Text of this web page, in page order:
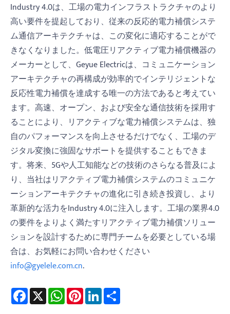
Industry 4.0は、工場の電力インフラストラクチャのより
高い要件を提起しており、従来の反応的電力補償システ
ム通信アーキテクチャは、この変化に適応することがで
きなくなりました。低電圧リアクティブ電力補償機器の
メーカーとして、Geyue Electricは、コミュニケーション
アーキテクチャの再構成が効率的でインテリジェントな
反応性電力補償を達成する唯一の方法であると考えてい
ます。高速、オープン、および安全な通信技術を採用す
ることにより、リアクティブな電力補償システムは、独
自のパフォーマンスを向上させるだけでなく、工場のデ
ジタル変換に強固なサポートを提供することもできま
す。将来、5Gや人工知能などの技術のさらなる普及によ
り、当社はリアクティブ電力補償システムのコミュニケ
ーションアーキテクチャの進化に引き続き投資し、より
革新的な活力をIndustry 4.0に注入します。工場の業界4.0
の要件をよりよく満たすリアクティブ電力補償ソリュー
ションを設計するために専門チームを必要としている場
合は、お気軽にお問い合わせください
info@gyelele.com.cn.
Facebook WhatsAppPinterestLinkedIn